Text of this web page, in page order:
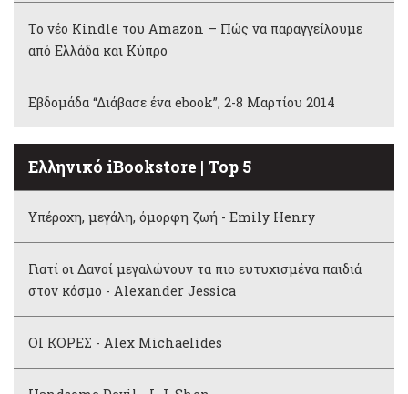
Το νέο Kindle του Amazon – Πώς να παραγγείλουμε
από Ελλάδα και Κύπρο
Εβδομάδα “Διάβασε ένα ebook”, 2-8 Μαρτίου 2014
Ελληνικό iBookstore | Top 5
Υπέροχη, μεγάλη, όμορφη ζωή - Emily Henry
Γιατί οι Δανοί μεγαλώνουν τα πιο ευτυχισμένα παιδιά
στον κόσμο - Alexander Jessica
ΟΙ ΚΟΡΕΣ - Alex Michaelides